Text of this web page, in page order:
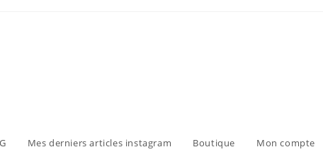
Mes derniers articles instagram Boutique Mon compte